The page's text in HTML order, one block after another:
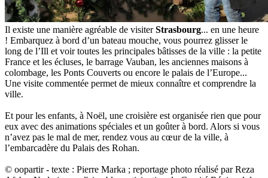
Il existe une manière agréable de visiterStrasbourg... en une heure
! Embarquez à bord d’un bateau mouche, vous pourrez glisser le
long de l’Ill et voir toutes les principales bâtisses de la ville : la petite
France et les écluses, le barrage Vauban, les anciennes maisons à
colombage, les Ponts Couverts ou encore le palais de l’Europe...
Une visite commentée permet de mieux connaître et comprendre la
ville.
Et pour les enfants, à Noël, une croisière est organisée rien que pour
eux avec des animations spéciales et un goûter à bord. Alors si vous
n’avez pas le mal de mer, rendez vous au cœur de la ville, à
l’embarcadère du Palais des Rohan.
© oopartir - texte : Pierre Marka ; reportage photo réalisé par Reza